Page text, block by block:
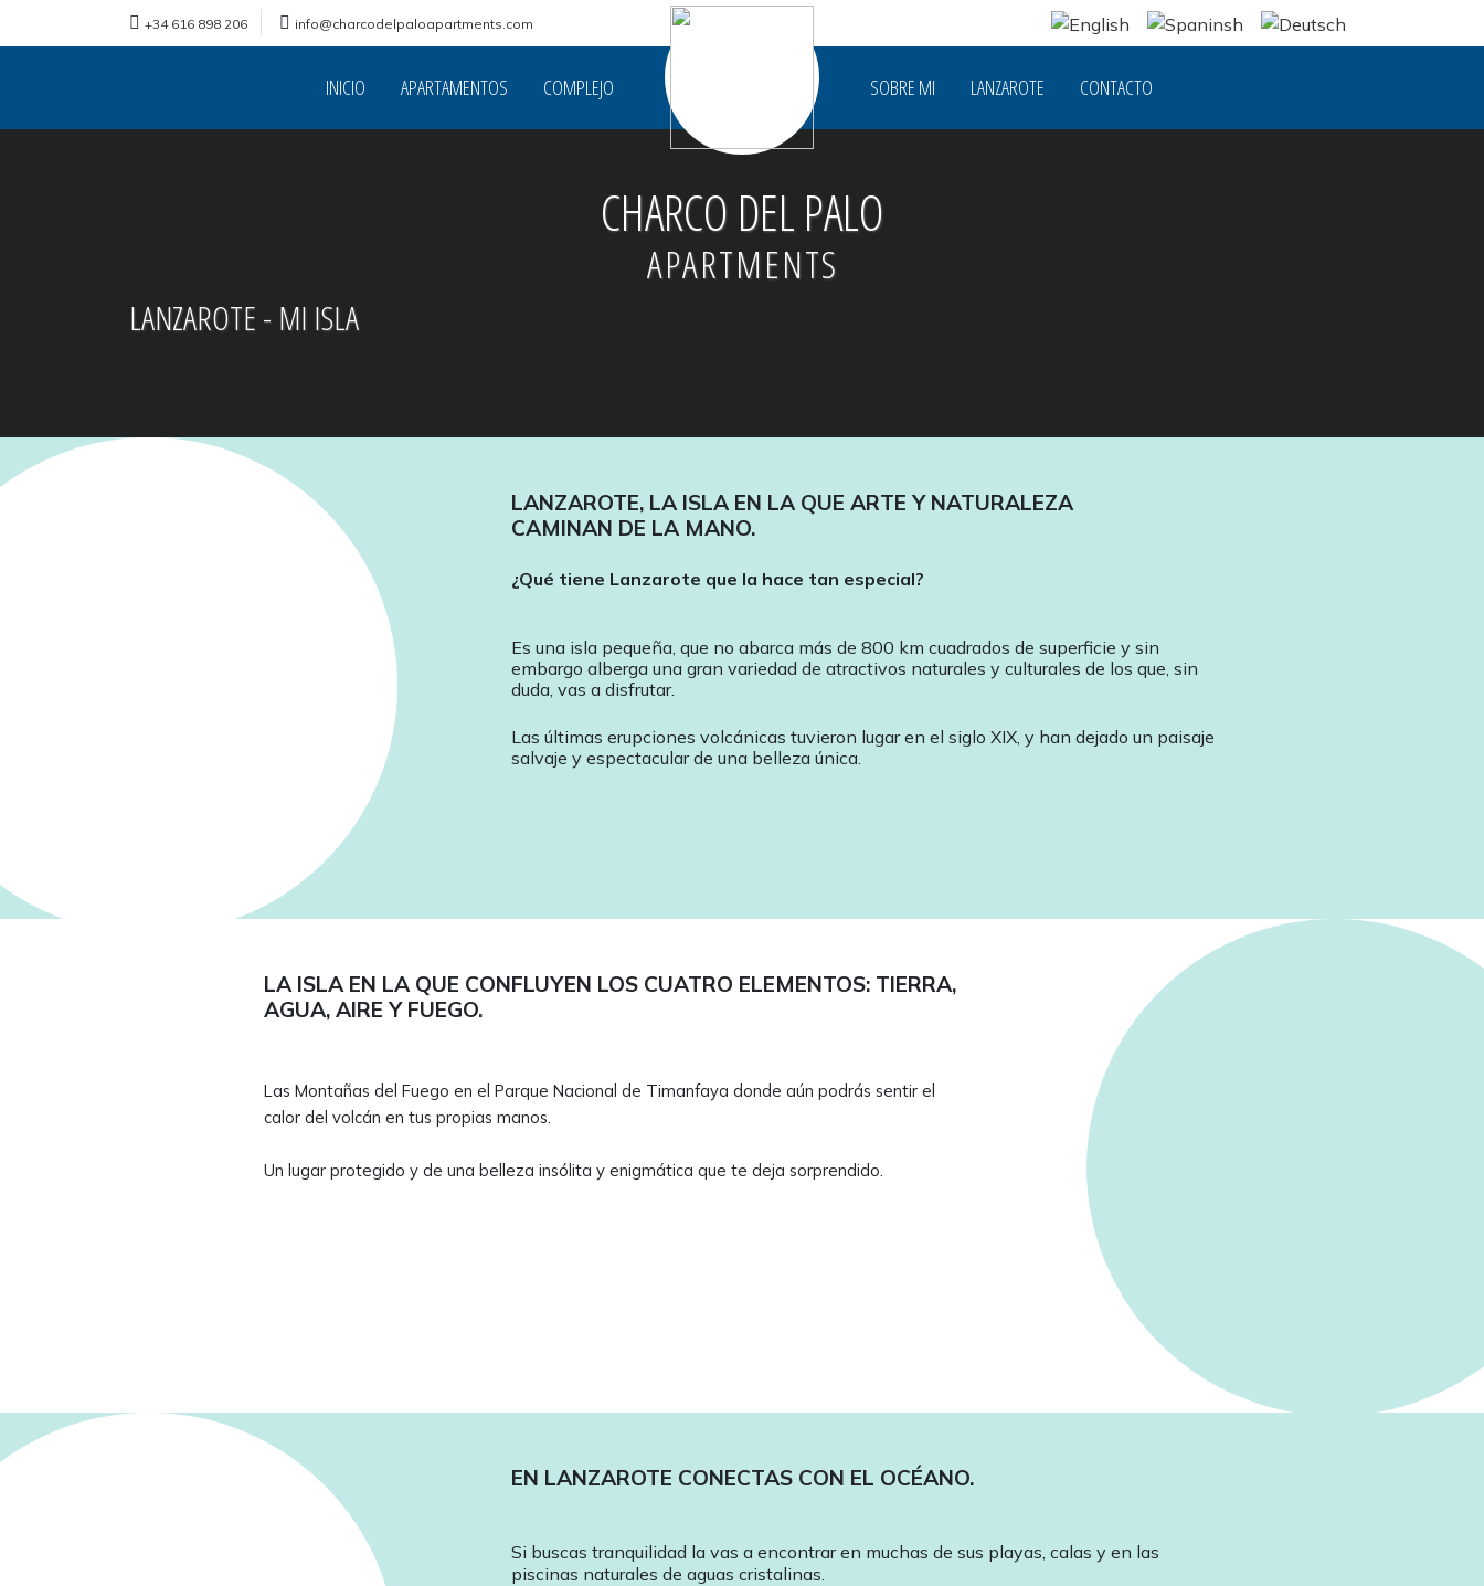
+34 616 898 206 info@charcodelpaloapartments.com
INICIO APARTAMENTOS COMPLEJO SOBRE MI LANZAROTE CONTACTO
CHARCO DEL PALO
APARTMENTS
LANZAROTE - MI ISLA
LANZAROTE, LA ISLA EN LA QUE ARTE Y NATURALEZA
CAMINAN DE LA MANO.
¿Qué tiene Lanzarote que la hace tan especial?
Es una isla pequeña, que no abarca más de 800 km cuadrados de superficie y sin
embargo alberga una gran variedad de atractivos naturales y culturales de los que, sin
duda, vas a disfrutar.
Las últimas erupciones volcánicas tuvieron lugar en el siglo XIX, y han dejado un paisaje
salvaje y espectacular de una belleza única.
LA ISLA EN LA QUE CONFLUYEN LOS CUATRO ELEMENTOS: TIERRA,
AGUA, AIRE Y FUEGO.
Las Montañas del Fuego en el Parque Nacional de Timanfaya donde aún podrás sentir el
calor del volcán en tus propias manos.
Un lugar protegido y de una belleza insólita y enigmática que te deja sorprendido.
EN LANZAROTE CONECTAS CON EL OCÉANO.
Si buscas tranquilidad la vas a encontrar en muchas de sus playas, calas y en las
piscinas naturales de aguas cristalinas.